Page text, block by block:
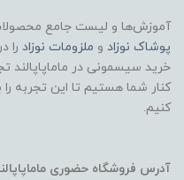
آموزش‌ها و لیست جامع
پوشاک نوزاد و ملزومات نوزاد را
خرید سیسمونی در ماماپاپالند
کنار شما هستیم تا این تجربه
کنیم.
آدرس فروشگاه حضوری